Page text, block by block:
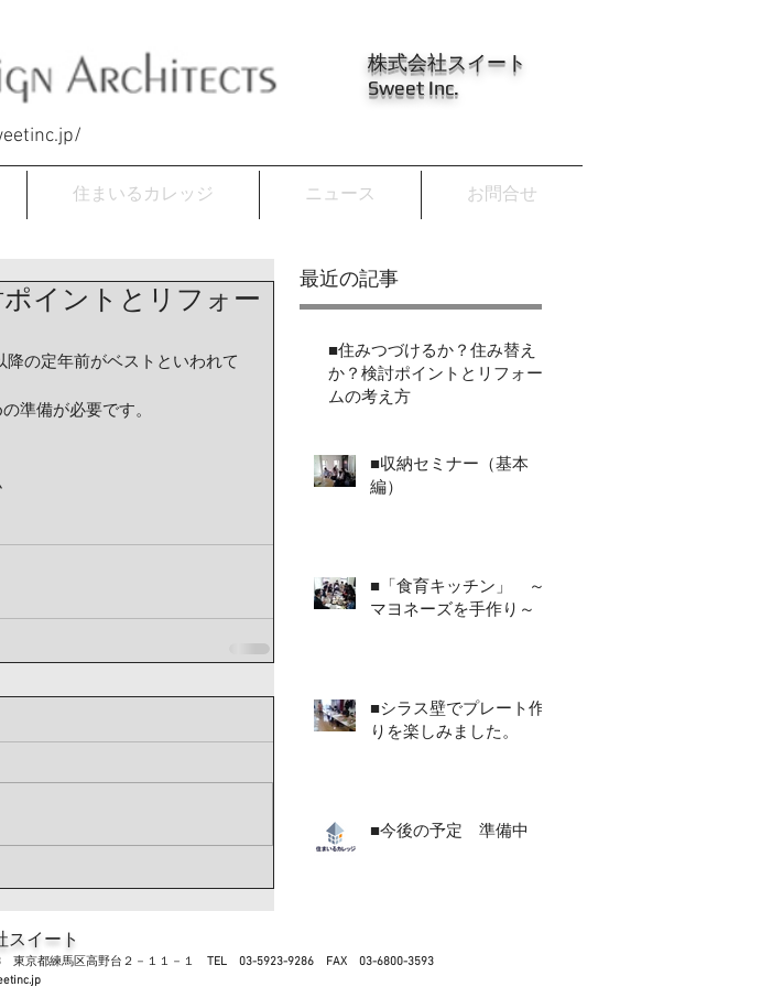
株式会社スイート
Sweet Inc.
住まいるカレッジ ニュース お問合せ
イントとリフォー
準備が必要です。
最近の記事
■住みつづけるか？住み替え
か？検討ポイントとリフォー
ムの考え方
■収納セミナー（基本
編）
■「食育キッチン」 ～
マヨネーズを手作り～
■シラス壁でプレート作
りを楽しみました。
■今後の予定 準備中
スイート
東京都練馬区高野台２－１１－１ TEL 03-5923-9286 FAX 03-6800-3593